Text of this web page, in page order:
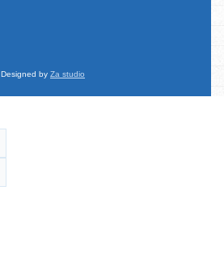
Designed by Za studio